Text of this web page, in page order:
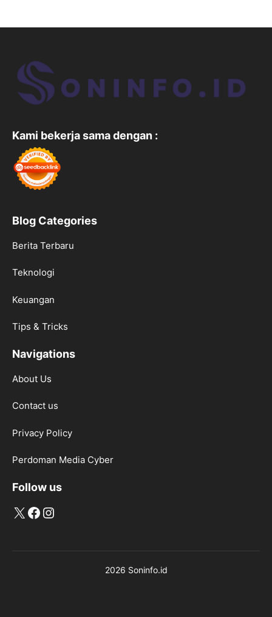
Kami bekerja sama dengan :
Blog Categories
Berita Terbaru
Teknologi
Keuangan
Tips & Tricks
Navigations
About Us
Contact us
Privacy Policy
Perdoman Media Cyber
Follow us
X Facebook
Instagram
2026 Soninfo.id